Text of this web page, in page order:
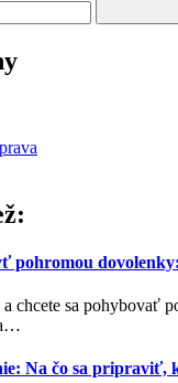
pohromou
a chcete sa
…
Na čo sa pripraviť,